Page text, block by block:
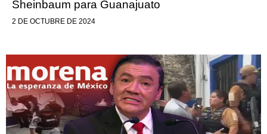
Sheinbaum para Guanajuato
2 DE OCTUBRE DE 2024